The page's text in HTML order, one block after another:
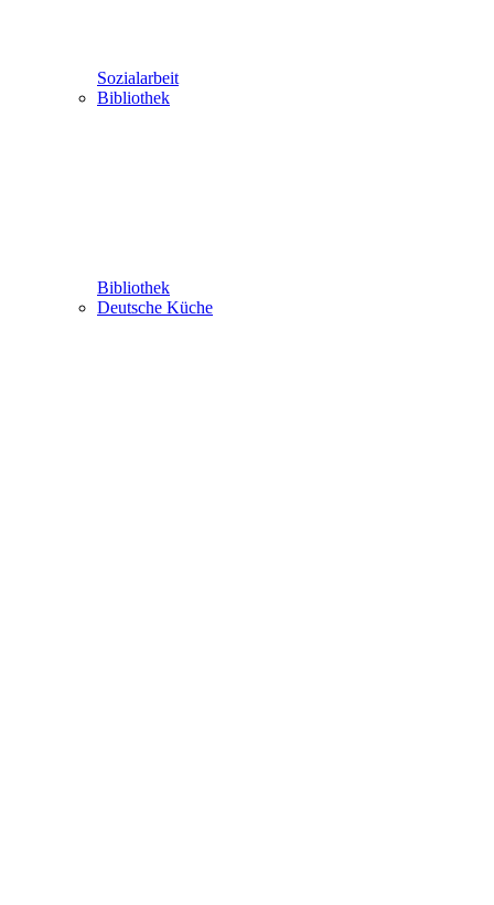
Sozialarbeit
Bibliothek
Bibliothek
Deutsche Küche